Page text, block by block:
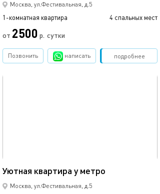
Москва, ул.Фестивальная, д.5
1-комнатная квартира 4 спальных мест
от 2500 р. сутки
подробнее
Позвонить написать Забронировать
Уютная квартира у метро
Москва, ул.Фестивальная, д.5